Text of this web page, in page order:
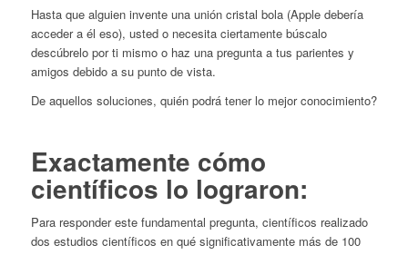
Hasta que alguien invente una unión cristal bola (Apple debería
acceder a él eso), usted o necesita ciertamente búscalo
descúbrelo por ti mismo o haz una pregunta a tus parientes y
amigos debido a su punto de vista.
De aquellos soluciones, quién podrá tener lo mejor conocimiento?
Exactamente cómo
científicos lo lograron:
Para responder este fundamental pregunta, científicos realizado
dos estudios científicos en qué significativamente más de 100